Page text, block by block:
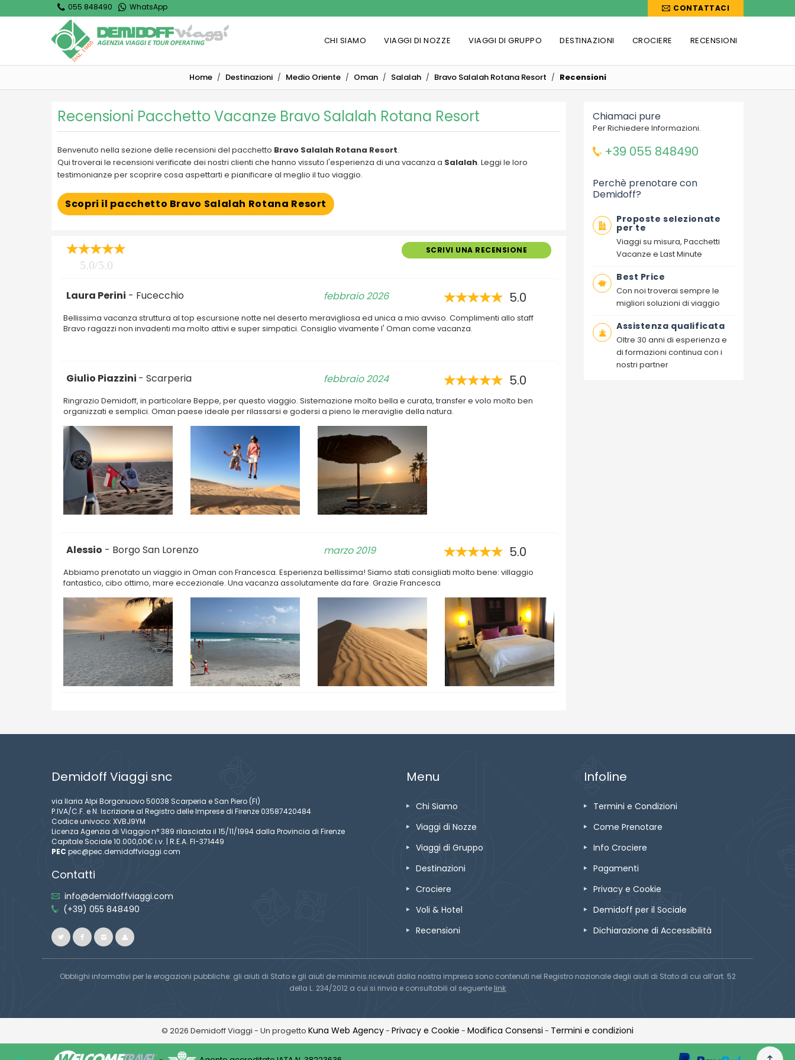
055 848490 WhatsApp CONTATTACI
CHI SIAMO VIAGGI DI NOZZE VIAGGI DI GRUPPO DESTINAZIONI CROCIERE RECENSIONI
Home Destinazioni Medio Oriente Oman Salalah Bravo Salalah Rotana Resort Recensioni
Recensioni Pacchetto Vacanze Bravo Salalah Rotana Resort
Benvenuto nella sezione delle recensioni del pacchetto Bravo Salalah Rotana Resort.
Qui troverai le recensioni verificate dei nostri clienti che hanno vissuto l'esperienza di una vacanza a Salalah. Leggi le loro
testimonianze per scoprire cosa aspettarti e pianificare al meglio il tuo viaggio.
Scopri il pacchetto Bravo Salalah Rotana Resort
5.0/5.0
SCRIVI UNA RECENSIONE
Laura Perini - Fucecchio febbraio 2026 5.0
Bellissima vacanza struttura al top escursione notte nel deserto meravigliosa ed unica a mio avviso. Complimenti allo staff
Bravo ragazzi non invadenti ma molto attivi e super simpatici. Consiglio vivamente l' Oman come vacanza.
Giulio Piazzini - Scarperia febbraio 2024 5.0
Ringrazio Demidoff, in particolare Beppe, per questo viaggio. Sistemazione molto bella e curata, transfer e volo molto ben
organizzati e semplici. Oman paese ideale per rilassarsi e godersi a pieno le meraviglie della natura.
Alessio - Borgo San Lorenzo marzo 2019 5.0
Abbiamo prenotato un viaggio in Oman con Francesca. Esperienza bellissima! Siamo stati consigliati molto bene: villaggio
fantastico, cibo ottimo, mare eccezionale. Una vacanza assolutamente da fare. Grazie Francesca
Chiamaci pure
Per Richiedere Informazioni.
+39 055 848490
Perchè prenotare con
Demidoff?
Proposte selezionate
per te
Viaggi su misura, Pacchetti
Vacanze e Last Minute
Best Price
Con noi troverai sempre le
migliori soluzioni di viaggio
Assistenza qualificata
Oltre 30 anni di esperienza e
di formazioni continua con i
nostri partner
Demidoff Viaggi snc
via Ilaria Alpi Borgonuovo 50038 Scarperia e San Piero (FI)
P.IVA/C.F. e N. Iscrizione al Registro delle Imprese di Firenze 03587420484
Codice univoco: XVBJ9YM
Licenza Agenzia di Viaggio n° 389 rilasciata il 15/11/1994 dalla Provincia di Firenze
Capitale Sociale 10.000,00€ i.v. | R.E.A. FI-371449
PEC pec@pec.demidoffviaggi.com
Contatti
info@demidoffviaggi.com
(+39) 055 848490
Menu
Chi Siamo
Viaggi di Nozze
Viaggi di Gruppo
Destinazioni
Crociere
Voli & Hotel
Recensioni
Infoline
Termini e Condizioni
Come Prenotare
Info Crociere
Pagamenti
Privacy e Cookie
Demidoff per il Sociale
Dichiarazione di Accessibilità
Obblighi informativi per le erogazioni pubbliche: gli aiuti di Stato e gli aiuti de minimis ricevuti dalla nostra impresa sono contenuti nel Registro nazionale degli aiuti di Stato di cui all’art. 52
della L. 234/2012 a cui si rinvia e consultabili al seguente link
© 2026 Demidoff Viaggi - Un progetto Kuna Web Agency- Privacy e Cookie - Modifica Consensi - Termini e condizioni